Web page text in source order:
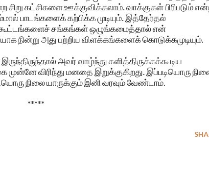
கட்சிகளை ஊக்குவிக்கலாம். வாக்குகள் பிரிபடும்
பாடங்களைக் கற்பிக்க முடியும். இத்தேர்தல்
கூட்டங்களைச் சங்கங்கள் ஒழுங்கமைத்தால் என்
நின்று அது பற்றிய விளக்கங்களைக் கொடுக்கமுடியும்.
அவர் வாழ்ந்து களித்திருக்கக்கூடிய
விரிந்து மனதை இறுக்குகிறது. இப்படியொரு
நிலை யாருக்கும் இனி வரவும் வேண்டாம்.
*****